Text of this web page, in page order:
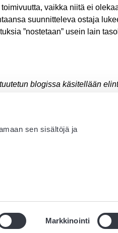
sen sisältöjä ja
Markkinointi
vaikka niitä ei
suunnitteleva ostaja
”nostetaan” usein lain
blogissa käsitellään